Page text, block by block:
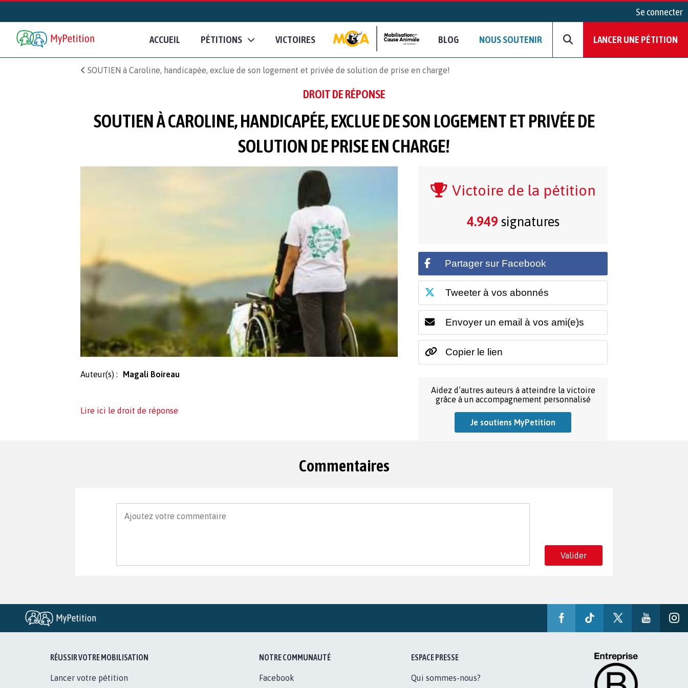
Se connecter
ACCUEIL PÉTITIONS VICTOIRES BLOG NOUS SOUTENIR LANCER UNE PÉTITION
SOUTIEN à Caroline, handicapée, exclue de son logement et privée de solution de prise en charge!
DROIT DE RÉPONSE
SOUTIEN À CAROLINE, HANDICAPÉE, EXCLUE DE SON LOGEMENT ET PRIVÉE DE
SOLUTION DE PRISE EN CHARGE!
Auteur(s) : Magali Boireau
Lire ici le droit de réponse
Victoire de la pétition
4.949 signatures
Partager sur Facebook
Tweeter à vos abonnés
Envoyer un email à vos ami(e)s
Copier le lien
Aidez d’autres auteurs à atteindre la victoire
grâce à un accompagnement personnalisé
Je soutiens MyPetition
Commentaires
Valider
RÉUSSIR VOTRE MOBILISATION
Lancer votre pétition
NOTRE COMMUNAUTÉ
Facebook
ESPACE PRESSE
Qui sommes-nous?